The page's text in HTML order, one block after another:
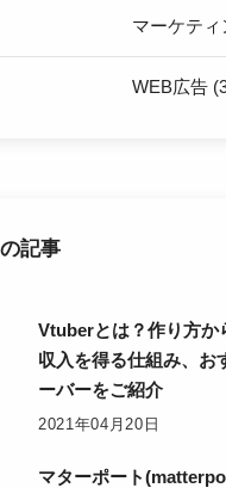
マーケティ
WEB広告
記事
Vtuberとは？作り方か
収入を得る仕組み、お
ーバーをご紹介
2021年04月20日
マターポート